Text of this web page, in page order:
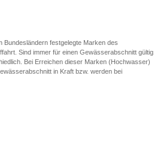
festgelegte Marken des
Sind immer für einen Gewässerabschnitt gültig.
Bei Erreichen dieser Marken (Hochwasser)
in Kraft bzw. werden bei